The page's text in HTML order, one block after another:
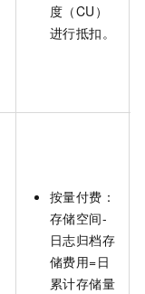
度（CU）
进行抵扣。
按量付费：
存储空间-
日志归档存
储费用=日
累计存储量